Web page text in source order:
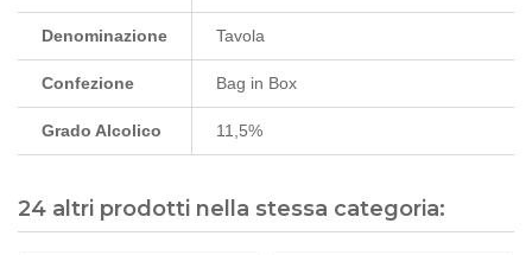
Denominazione Tavola
Confezione Bag in Box
Grado Alcolico 11,5%
24 altri prodotti nella stessa categoria: